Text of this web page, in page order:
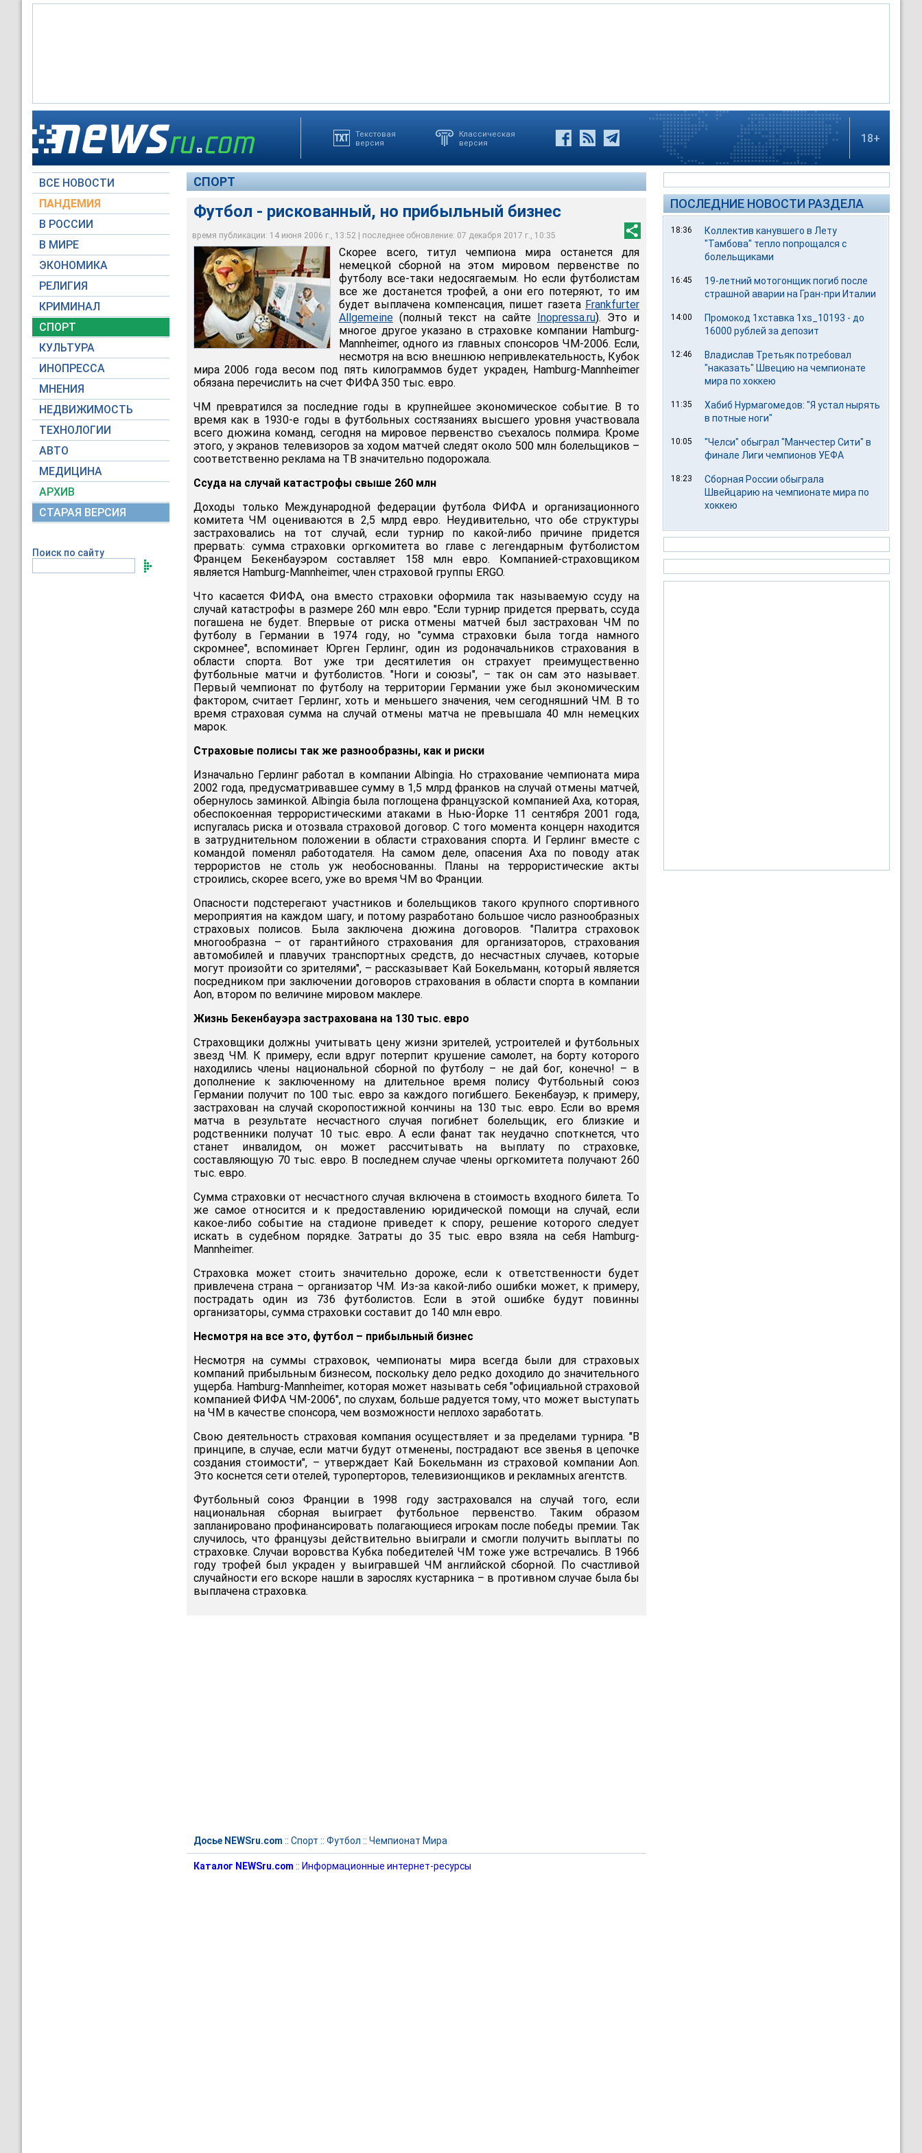
Текстовая
версия
Классическая
версия
18+
ВСЕ НОВОСТИ
ПАНДЕМИЯ
В РОССИИ
В МИРЕ
ЭКОНОМИКА
РЕЛИГИЯ
КРИМИНАЛ
СПОРТ
КУЛЬТУРА
ИНОПРЕССА
МНЕНИЯ
НЕДВИЖИМОСТЬ
ТЕХНОЛОГИИ
АВТО
МЕДИЦИНА
АРХИВ
СТАРАЯ ВЕРСИЯ
Поиск по сайту
СПОРТ
Футбол - рискованный, но прибыльный бизнес
время публикации: 14 июня 2006 г., 13:52 | последнее обновление: 07 декабря 2017 г., 10:35
Футбол - рискованный, но прибыльный бизнес
Архив NEWSru.com
Скорее всего, титул чемпиона мира останется для
немецкой сборной на этом мировом первенстве по
футболу все-таки недосягаемым. Но если футболистам
все же достанется трофей, а они его потеряют, то им
будет выплачена компенсация, пишет газета Frankfurter
Allgemeine (полный текст на сайте Inopressa.ru). Это и
многое другое указано в страховке компании Hamburg-
Mannheimer, одного из главных спонсоров ЧМ-2006. Если,
несмотря на всю внешнюю непривлекательность, Кубок
мира 2006 года весом под пять килограммов будет украден, Hamburg-Mannheimer
обязана перечислить на счет ФИФА 350 тыс. евро.
ЧМ превратился за последние годы в крупнейшее экономическое событие. В то
время как в 1930-е годы в футбольных состязаниях высшего уровня участвовала
всего дюжина команд, сегодня на мировое первенство съехалось полмира. Кроме
этого, у экранов телевизоров за ходом матчей следят около 500 млн болельщиков –
соответственно реклама на ТВ значительно подорожала.
Ссуда на случай катастрофы свыше 260 млн
Доходы только Международной федерации футбола ФИФА и организационного
комитета ЧМ оцениваются в 2,5 млрд евро. Неудивительно, что обе структуры
застраховались на тот случай, если турнир по какой-либо причине придется
прервать: сумма страховки оргкомитета во главе с легендарным футболистом
Францем Бекенбауэром составляет 158 млн евро. Компанией-страховщиком
является Hamburg-Mannheimer, член страховой группы ERGO.
Что касается ФИФА, она вместо страховки оформила так называемую ссуду на
случай катастрофы в размере 260 млн евро. "Если турнир придется прервать, ссуда
погашена не будет. Впервые от риска отмены матчей был застрахован ЧМ по
футболу в Германии в 1974 году, но "сумма страховки была тогда намного
скромнее", вспоминает Юрген Герлинг, один из родоначальников страхования в
области спорта. Вот уже три десятилетия он страхует преимущественно
футбольные матчи и футболистов. "Ноги и союзы", – так он сам это называет.
Первый чемпионат по футболу на территории Германии уже был экономическим
фактором, считает Герлинг, хоть и меньшего значения, чем сегодняшний ЧМ. В то
время страховая сумма на случай отмены матча не превышала 40 млн немецких
марок.
Страховые полисы так же разнообразны, как и риски
Изначально Герлинг работал в компании Albingia. Но страхование чемпионата мира
2002 года, предусматривавшее сумму в 1,5 млрд франков на случай отмены матчей,
обернулось заминкой. Albingia была поглощена французской компанией Axa, которая,
обеспокоенная террористическими атаками в Нью-Йорке 11 сентября 2001 года,
испугалась риска и отозвала страховой договор. С того момента концерн находится
в затруднительном положении в области страхования спорта. И Герлинг вместе с
командой поменял работодателя. На самом деле, опасения Axa по поводу атак
террористов не столь уж необоснованны. Планы на террористические акты
строились, скорее всего, уже во время ЧМ во Франции.
Опасности подстерегают участников и болельщиков такого крупного спортивного
мероприятия на каждом шагу, и потому разработано большое число разнообразных
страховых полисов. Была заключена дюжина договоров. "Палитра страховок
многообразна – от гарантийного страхования для организаторов, страхования
автомобилей и плавучих транспортных средств, до несчастных случаев, которые
могут произойти со зрителями", – рассказывает Кай Бокельманн, который является
посредником при заключении договоров страхования в области спорта в компании
Aon, втором по величине мировом маклере.
Жизнь Бекенбауэра застрахована на 130 тыс. евро
Страховщики должны учитывать цену жизни зрителей, устроителей и футбольных
звезд ЧМ. К примеру, если вдруг потерпит крушение самолет, на борту которого
находились члены национальной сборной по футболу – не дай бог, конечно! – в
дополнение к заключенному на длительное время полису Футбольный союз
Германии получит по 100 тыс. евро за каждого погибшего. Бекенбауэр, к примеру,
застрахован на случай скоропостижной кончины на 130 тыс. евро. Если во время
матча в результате несчастного случая погибнет болельщик, его близкие и
родственники получат 10 тыс. евро. А если фанат так неудачно споткнется, что
станет инвалидом, он может рассчитывать на выплату по страховке,
составляющую 70 тыс. евро. В последнем случае члены оргкомитета получают 260
тыс. евро.
Сумма страховки от несчастного случая включена в стоимость входного билета. То
же самое относится и к предоставлению юридической помощи на случай, если
какое-либо событие на стадионе приведет к спору, решение которого следует
искать в судебном порядке. Затраты до 35 тыс. евро взяла на себя Hamburg-
Mannheimer.
Страховка может стоить значительно дороже, если к ответственности будет
привлечена страна – организатор ЧМ. Из-за какой-либо ошибки может, к примеру,
пострадать один из 736 футболистов. Если в этой ошибке будут повинны
организаторы, сумма страховки составит до 140 млн евро.
Несмотря на все это, футбол – прибыльный бизнес
Несмотря на суммы страховок, чемпионаты мира всегда были для страховых
компаний прибыльным бизнесом, поскольку дело редко доходило до значительного
ущерба. Hamburg-Mannheimer, которая может называть себя "официальной страховой
компанией ФИФА ЧМ-2006", по слухам, больше радуется тому, что может выступать
на ЧМ в качестве спонсора, чем возможности неплохо заработать.
Свою деятельность страховая компания осуществляет и за пределами турнира. "В
принципе, в случае, если матчи будут отменены, пострадают все звенья в цепочке
создания стоимости", – утверждает Кай Бокельманн из страховой компании Aon.
Это коснется сети отелей, туроперторов, телевизионщиков и рекламных агентств.
Футбольный союз Франции в 1998 году застраховался на случай того, если
национальная сборная выиграет футбольное первенство. Таким образом
запланировано профинансировать полагающиеся игрокам после победы премии. Так
случилось, что французы действительно выиграли и смогли получить выплаты по
страховке. Случаи воровства Кубка победителей ЧМ тоже уже встречались. В 1966
году трофей был украден у выигравшей ЧМ английской сборной. По счастливой
случайности его вскоре нашли в зарослях кустарника – в противном случае была бы
выплачена страховка.
Досье NEWSru.com :: Спорт :: Футбол :: Чемпионат Мира
Каталог NEWSru.com :: Информационные интернет-ресурсы
ПОСЛЕДНИЕ НОВОСТИ РАЗДЕЛА
18:36
Коллектив канувшего в Лету
"Тамбова" тепло попрощался с
болельщиками
16:45
19-летний мотогонщик погиб после
страшной аварии на Гран-при Италии
14:00
Промокод 1хставка 1xs_10193 - до
16000 рублей за депозит
12:46
Владислав Третьяк потребовал
"наказать" Швецию на чемпионате
мира по хоккею
11:35
Хабиб Нурмагомедов: "Я устал нырять
в потные ноги"
10:05
"Челси" обыграл "Манчестер Сити" в
финале Лиги чемпионов УЕФА
18:23
Сборная России обыграла
Швейцарию на чемпионате мира по
хоккею